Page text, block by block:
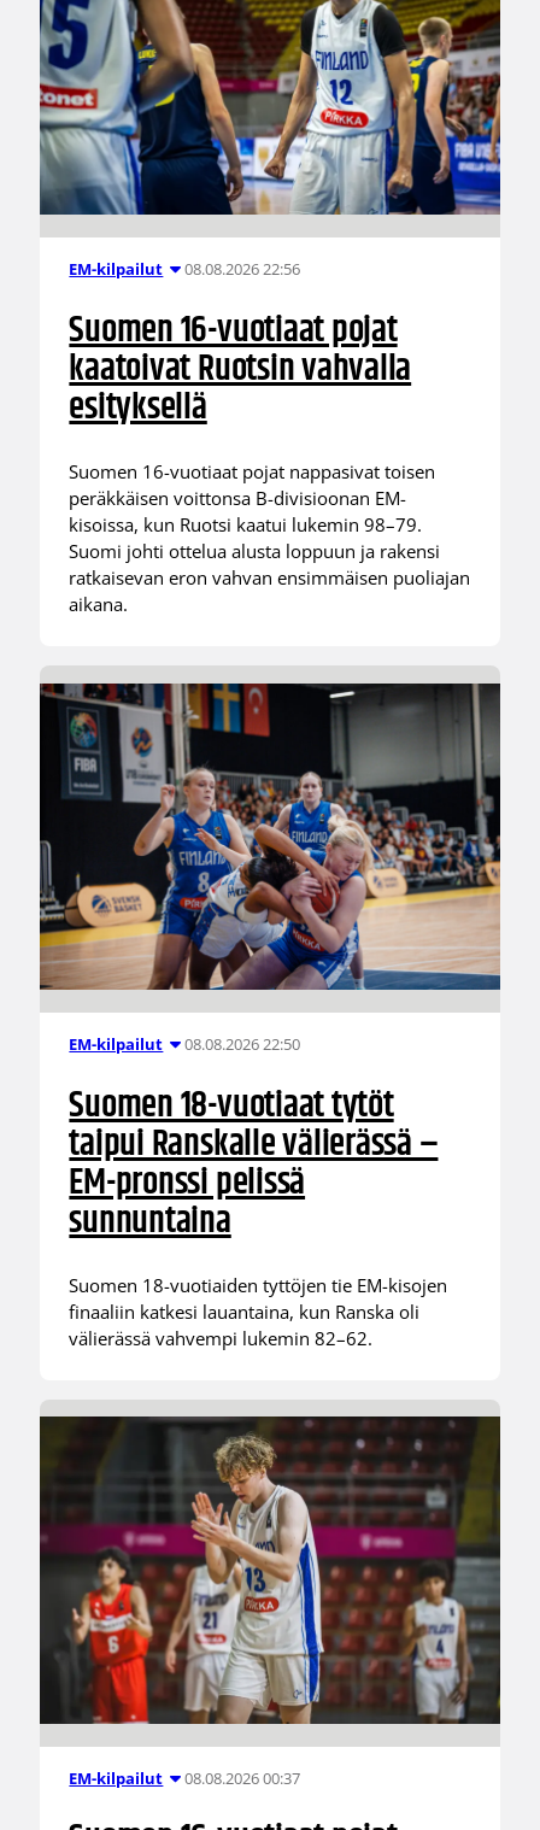
EM-kilpailut 08.08.2026 22:56
Suomen 16-vuotiaat pojat
kaatoivat Ruotsin vahvalla
esityksellä
Suomen 16-vuotiaat pojat nappasivat toisen
peräkkäisen voittonsa B-divisioonan EM-
kisoissa, kun Ruotsi kaatui lukemin 98–79.
Suomi johti ottelua alusta loppuun ja rakensi
ratkaisevan eron vahvan ensimmäisen puoliajan
aikana.
EM-kilpailut 08.08.2026 22:50
Suomen 18-vuotiaat tytöt
taipui Ranskalle välierässä –
EM-pronssi pelissä
sunnuntaina
Suomen 18-vuotiaiden tyttöjen tie EM-kisojen
finaaliin katkesi lauantaina, kun Ranska oli
välierässä vahvempi lukemin 82–62.
EM-kilpailut 08.08.2026 00:37